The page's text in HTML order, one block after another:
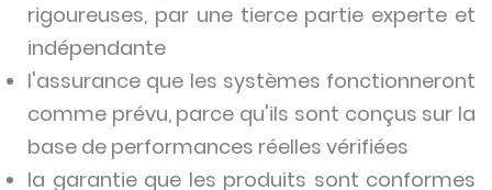
rigoureuses, par une tierce partie experte et
indépendante
l'assurance que les systèmes fonctionneront
comme prévu, parce qu'ils sont conçus sur la
base de performances réelles vérifiées
la garantie que les produits sont conformes